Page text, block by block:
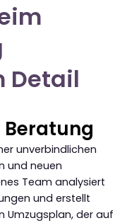
Detail
Beratung
unverbindlichen
und neuen
Team analysiert
und erstellt
Umzugsplan, der auf